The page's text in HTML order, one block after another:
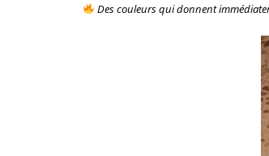
Des couleurs qui donnent